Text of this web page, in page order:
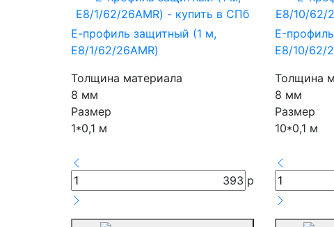
Е-профиль защитный (1 м,
E8/1/62/26AMR)
Толщина материала
8 мм
Размер
1*0,1 м
393 р
E-
E8/10/62/
Толщина
8 мм
Размер
10*0,1 м